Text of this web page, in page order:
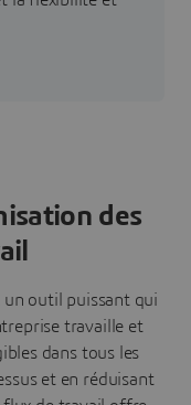
des
un outil puissant qui
travaille et
dans tous les
et en réduisant